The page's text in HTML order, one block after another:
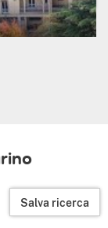
Salva ricerca